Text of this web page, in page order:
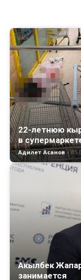
22-летнюю
в
Адилет Асанов -
Акылбек
занимается